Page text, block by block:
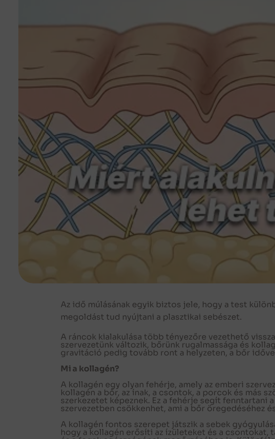
Az idő múlásának egyik biztos jele, hogy a test
megoldást tud nyújtani a plasztikai sebészet.
A ráncok kialakulása több tényezőre vezethető
szervezetünk változik, bőrünk rugalmassága és
gravitáció pedig tovább ront a helyzeten, a bőr
Mi a kollagén?
A kollagén egy olyan fehérje, amely az emberi
kollagén a bőr, az ínak, a csontok, a porcok és más
szerkezetet képeznek. Ez a fehérje segít fenntartani
szervezetben csökkenhet, ami a bőr öregedéséhez
A kollagén fontos szerepet játszik a sebek
hogy a kollagén erősíti az ízületeket és a csontokat,